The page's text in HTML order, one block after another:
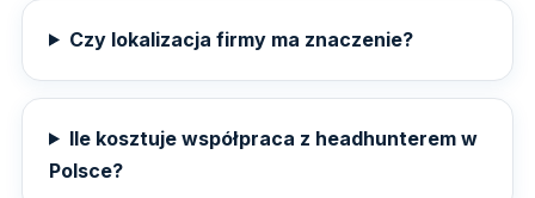
Czy lokalizacja firmy ma znaczenie?
Ile kosztuje współpraca z headhunterem w
Polsce?